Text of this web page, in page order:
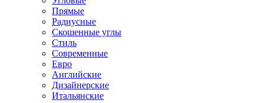
Прямые
Радиусные
Скошенные углы
Стиль
Современные
Евро
Английские
Дизайнерские
Итальянские